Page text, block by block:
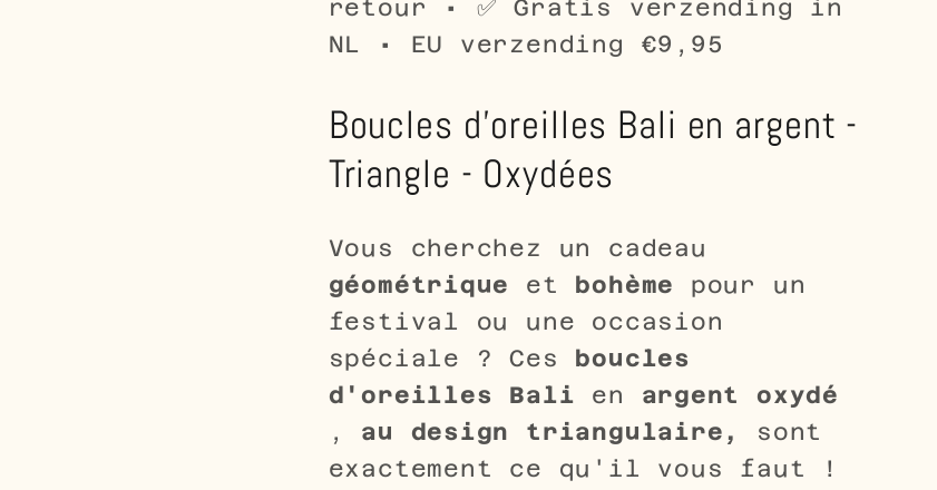
retour • ✅ Gratis verzending in
NL • EU verzending €9,95
Boucles d'oreilles Bali en argent -
Triangle - Oxydées
Vous cherchez un cadeau
géométrique et bohème pour un
festival ou une occasion
spéciale ? Ces boucles
d'oreilles Bali en argent oxydé
, au design triangulaire,
sont
exactement ce qu'il vous faut !